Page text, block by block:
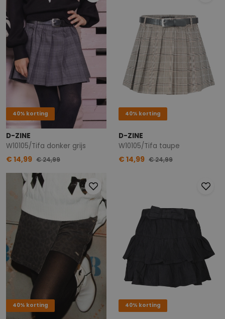
40% korting
D-ZINE
W10105/Tifa donker grijs
€ 14,99 € 24,99
40% korting
D-ZINE
W10105/Tifa taupe
€ 14,99 € 24,99
40% korting 40% korting